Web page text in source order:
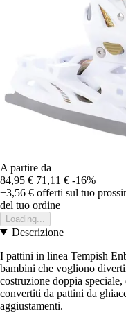
A partire da
84,95 € 71,11 € -16%
+3,56 € offerti sul tuo
del tuo ordine
Loading...
Descrizione
I pattini in linea Tempish
bambini che vogliono
costruzione doppia
convertiti da pattini da
aggiustamenti.